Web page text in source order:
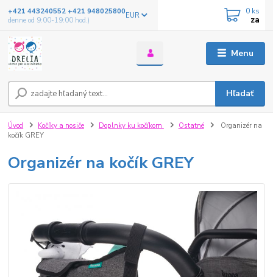
Menu
EUR
Hľadať
+421 443240552 +421 948025800
denne od 9:00-19:00 hod.)
0 ks
za
Úvod Kočíky a nosiče Doplnky ku kočíkom Ostatné
Organizér na
kočík GREY
Organizér na kočík GREY